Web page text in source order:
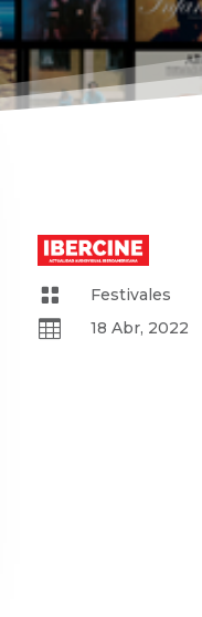
 Festivales
 18 Abr, 2022